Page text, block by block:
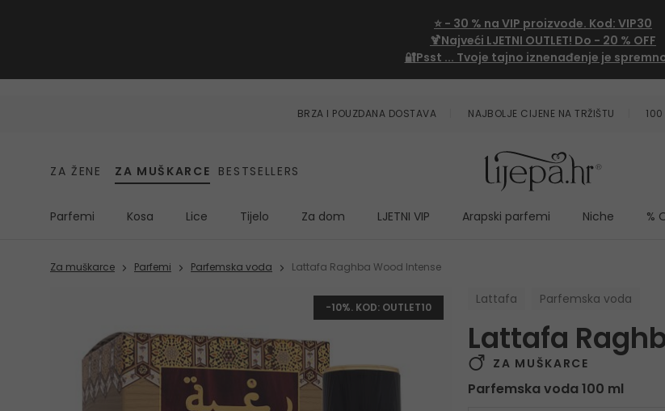
⭐ - 30 % na VIP proizvode. Kod: VIP30
🍹Najveći LJETNI OUTLET! Do - 20 % OFF
🔐Psst ... Tvoje tajno iznenađenje je
BRZA I POUZDANA DOSTAVA NAJBOLJE CIJENE NA TRŽIŠTU 100
ZA ŽENE ZA MUŠKARCE BESTSELLERS
Parfemi Kosa Lice Tijelo Za dom LJETNI VIP Arapski parfemi Niche %
Za muškarce Parfemi Parfemska voda Lattafa Raghba Wood Intense
-10%. KOD: OUTLET10
Lattafa Parfemska voda
Lattafa
ZA MUŠKARCE
Parfemska voda 100 ml